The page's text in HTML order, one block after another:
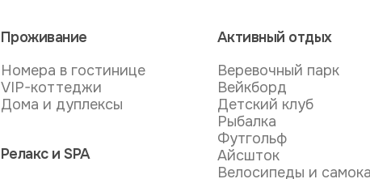
Проживание
Номера в гостинице
VIP-коттеджи
Дома и дуплексы
Активный отдых
Веревочный парк
Вейкборд
Детский клуб
Рыбалка
Футгольф
Айсшток
Велосипеды и
Релакс и SPA